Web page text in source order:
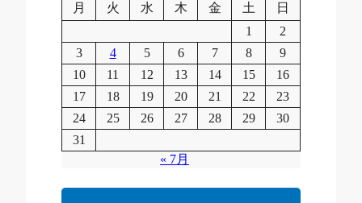
月
火 水 木 金 土
日
1
2
3
4 5 6 7 8
9
10
11 12 13 14 15
16
17
18 19 20 21 22
23
24
25 26 27 28 29
30
31
« 7月